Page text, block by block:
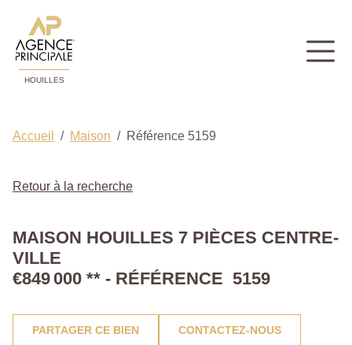
HOUILLES
Accueil Maison Référence 5159
Retour à la recherche
MAISON HOUILLES 7 PIÈCES CENTRE-
VILLE
€849 000 ** - RÉFÉRENCE 5159
PARTAGER CE BIEN CONTACTEZ-NOUS